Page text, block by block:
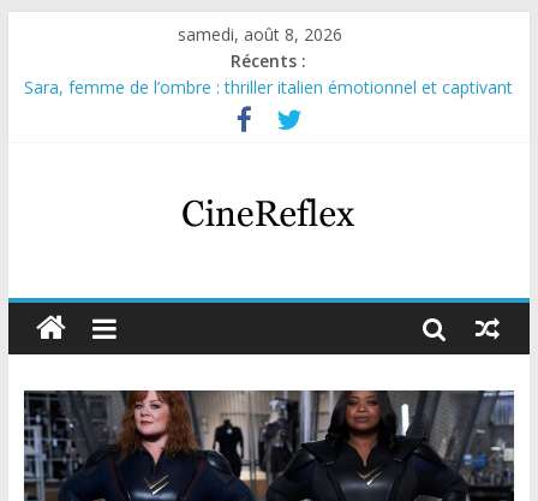
samedi, août 8, 2026
Récents :
Sara, femme de l’ombre : thriller italien émotionnel et captivant
Journal d’une fille larguée : nouvelle série suédoise sur Netflix
Aema : mini-série sur le tournage d’un film érotique devenu
Glass Heart : excellente série musicale avec Takeru Satō
Olympo, saison 1 : nouvelle série qui séduira les fans de